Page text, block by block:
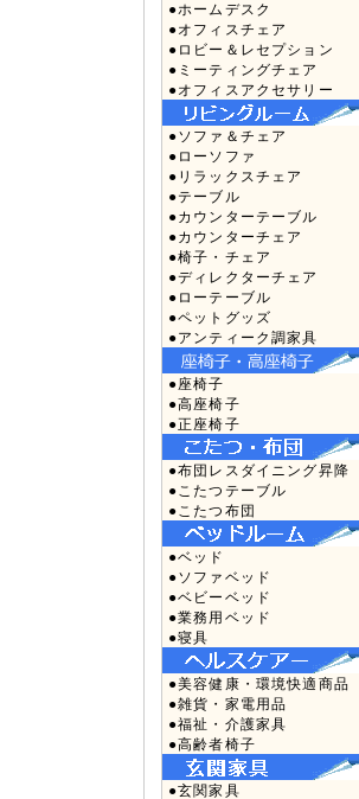
●ホームデスク
●オフィスチェア
●ロビー＆レセプション
●ミーティングチェア
●オフィスアクセサリー
●ソファ＆チェア
●ローソファ
●リラックスチェア
●テーブル
●カウンターテーブル
●カウンターチェア
●椅子・チェア
●ディレクターチェア
●ローテーブル
●ペットグッズ
●アンティーク調家具
●座椅子
●高座椅子
●正座椅子
●布団レスダイニング昇降
●こたつテーブル
●こたつ布団
●ベッド
●ソファベッド
●ベビーベッド
●業務用ベッド
●寝具
●美容健康・環境快適商品
●雑貨・家電用品
●福祉・介護家具
●高齢者椅子
●玄関家具